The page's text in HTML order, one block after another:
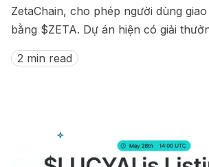
ZetaChain, cho phép người dùng
bằng $ZETA. Dự án hiện có giải
$ZETA diễn ra từ 8 đến 15/07/2025.
2 min read